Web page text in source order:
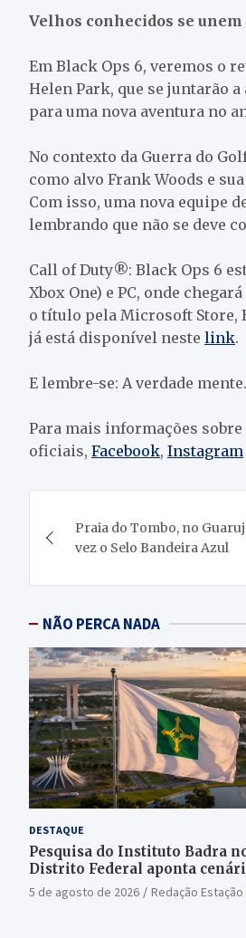
Velhos conhecidos se
Em Black Ops 6, veremos o
Helen Park, que se juntarão
para uma nova aventura no
No contexto da Guerra do
como alvo Frank Woods e
Com isso, uma nova equipe
lembrando que não se deve
Call of Duty®: Black Ops 6
Xbox One) e PC, onde
o título pela Microsoft Store,
já está disponível neste link.
E lembre-se: A verdade mente.
Para mais informações
oficiais, Facebook, Instagram
de
Post
Praia do Tombo, no
vez o Selo Bandeira Azul
NÃO PERCA NADA
DESTAQUE
Pesquisa do Instituto Badra
Distrito Federal aponta
aberto para o Senado
5 de agosto de 2026 Redação